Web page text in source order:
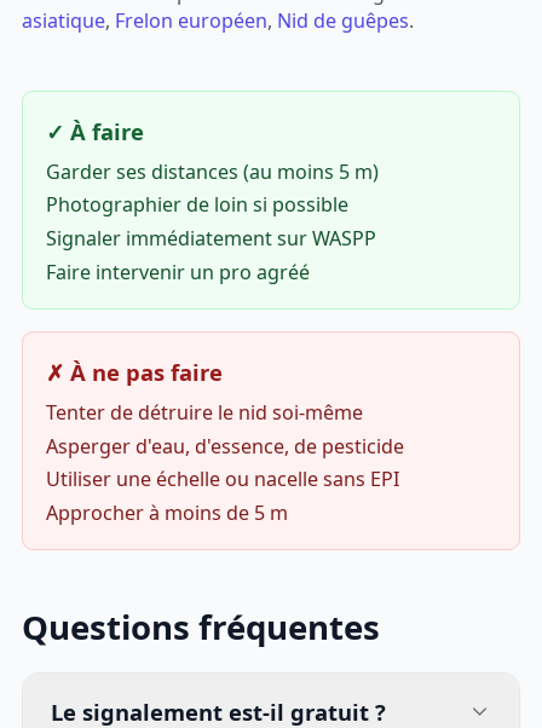
asiatique, Frelon européen, Nid de guêpes.
✓ À faire
Garder ses distances (au moins 5 m)
Photographier de loin si possible
Signaler immédiatement sur WASPP
Faire intervenir un pro agréé
✗ À ne pas faire
Tenter de détruire le nid soi-même
Asperger d'eau, d'essence, de pesticide
Utiliser une échelle ou nacelle sans EPI
Approcher à moins de 5 m
Questions fréquentes
Le signalement est-il gratuit ?